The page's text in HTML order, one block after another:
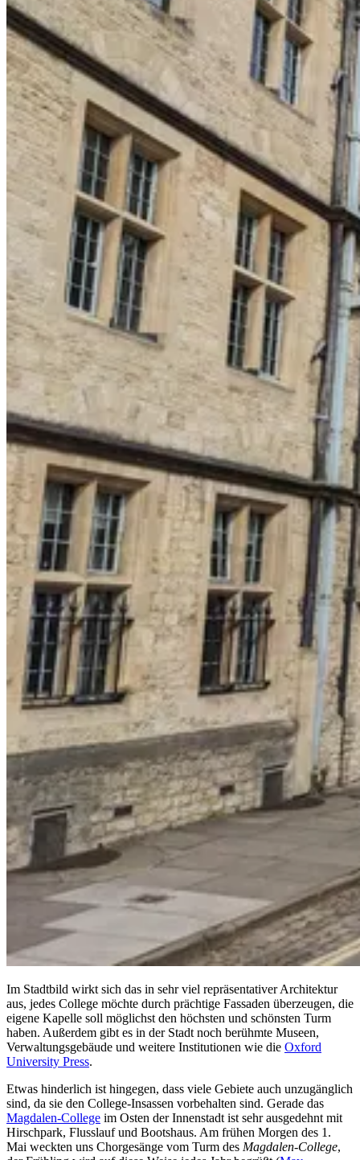
Im Stadtbild wirkt sich das in sehr viel repräsentativer Architektur
aus, jedes College möchte durch prächtige Fassaden überzeugen, die
eigene Kapelle soll möglichst den höchsten und schönsten Turm
haben. Außerdem gibt es in der Stadt noch berühmte Museen,
Verwaltungsgebäude und weitere Institutionen wie die Oxford
University Press.
Etwas hinderlich ist hingegen, dass viele Gebiete auch unzugänglich
sind, da sie den College-Insassen vorbehalten sind. Gerade das
Magdalen-College im Osten der Innenstadt ist sehr ausgedehnt mit
Hirschpark, Flusslauf und Bootshaus. Am frühen Morgen des 1.
Mai weckten uns Chorgesänge vom Turm des Magdalen-College,